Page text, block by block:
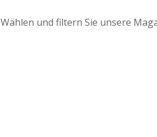
Wählen und filtern Sie unsere